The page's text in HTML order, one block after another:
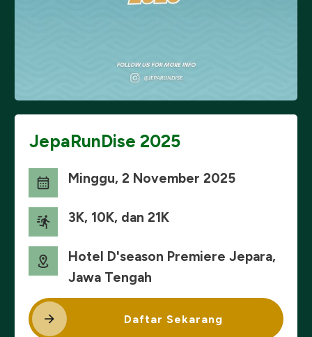
JepaRunDise 2025
Minggu, 2 November 2025
3K, 10K, dan 21K
Hotel D'season Premiere Jepara,
Jawa Tengah
Daftar Sekarang